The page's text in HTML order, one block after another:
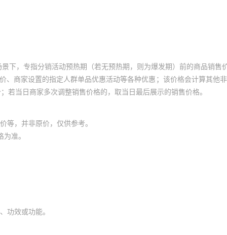
下，专指分销活动预热期（若无预热期，则为爆发期）前的商品销售
商家设置的指定人群单品优惠活动等各种优惠；该价格会计算其他
当日商家多次调整销售价格的，取当日最后展示的销售价格。
等，并非原价，仅供参考。
准。
功效或功能。